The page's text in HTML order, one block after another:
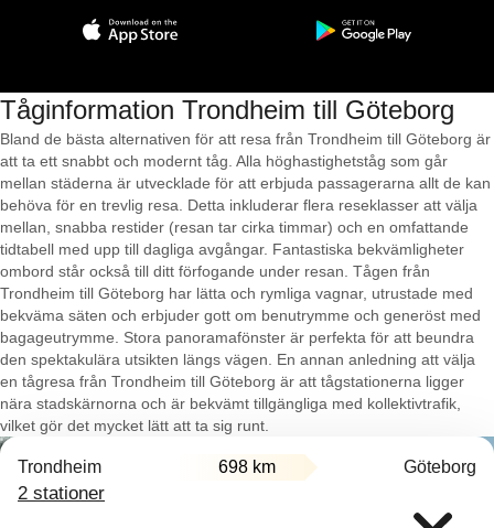
Tåginformation Trondheim till Göteborg
Bland de bästa alternativen för att resa från Trondheim till Göteborg är
att ta ett snabbt och modernt tåg. Alla höghastighetståg som går
mellan städerna är utvecklade för att erbjuda passagerarna allt de kan
behöva för en trevlig resa. Detta inkluderar flera reseklasser att välja
mellan, snabba restider (resan tar cirka timmar) och en omfattande
tidtabell med upp till dagliga avgångar. Fantastiska bekvämligheter
ombord står också till ditt förfogande under resan. Tågen från
Trondheim till Göteborg har lätta och rymliga vagnar, utrustade med
bekväma säten och erbjuder gott om benutrymme och generöst med
bagageutrymme. Stora panoramafönster är perfekta för att beundra
den spektakulära utsikten längs vägen. En annan anledning att välja
en tågresa från Trondheim till Göteborg är att tågstationerna ligger
nära stadskärnorna och är bekvämt tillgängliga med kollektivtrafik,
vilket gör det mycket lätt att ta sig runt.
Trondheim 698 km Göteborg
2 stationer